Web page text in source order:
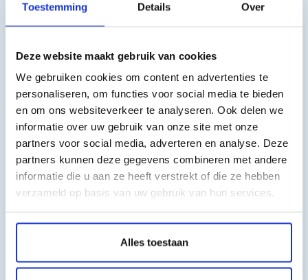
Toestemming Details Over
Deze website maakt gebruik van cookies
We gebruiken cookies om content en advertenties te
personaliseren, om functies voor social media te bieden
en om ons websiteverkeer te analyseren. Ook delen we
informatie over uw gebruik van onze site met onze
partners voor social media, adverteren en analyse. Deze
partners kunnen deze gegevens combineren met andere
informatie die u aan ze heeft verstrekt of die ze hebben
verzameld op basis van uw gebruik van hun services.
Alles toestaan
Geschikt voor de volgende printers:
MFC-J890DW, MFC-J890 Series, MFC-J895DW, MFC-J491DW,
MFC-J497DW